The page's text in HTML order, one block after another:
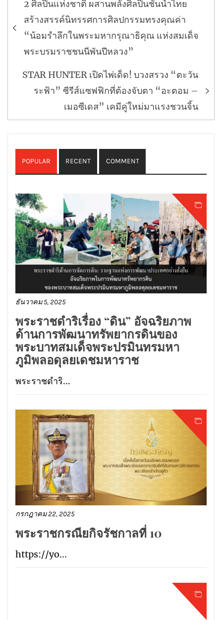
เรื่อง
2 ศิลปินแห่งชาติ ผสานพลังศิลปินชั้นนำไทย
สร้างสรรค์นิทรรศการศิลปกรรมทรงคุณค่า
“น้อมรำลึกในพระมหากรุณาธิคุณ แห่งสมเด็จ
พระบรมราชชนนีพันปีหลวง”
STAR HUNTER เปิดไพ่เด็ด! บวงสรวง “ตะวัน
ระฟ้า” ซีรีส์แซฟฟิกที่ต้องจับตา “อะตอม –
เมอซีเดส” เคมีคู่ใหม่มาแรงชวนจิ้น
POPULAR RECENT COMMENT
ธันวาคม 5, 2025
พระราชดำริเรื่อง “ดิน” อัจฉริยภาพ
ด้านการพัฒนาทรัพยากรดินของ
พระบาทสมเด็จพระปรมินทรมหา
ภูมิพลอดุลยเดชมหาราช
พระราชดำริ...
กรกฎาคม 22, 2025
พระราชกรณียกิจรัชกาลที่ 10
https://yo...